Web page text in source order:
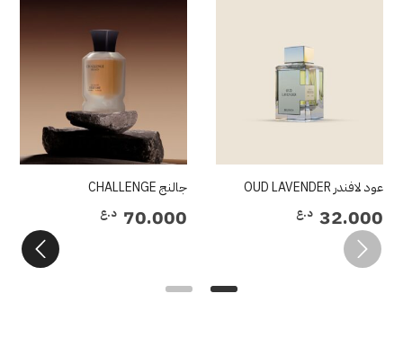
عود لافندر OUD LAVENDER
32.000 د.ع
جالنج CHALLENGE
70.000 د.ع